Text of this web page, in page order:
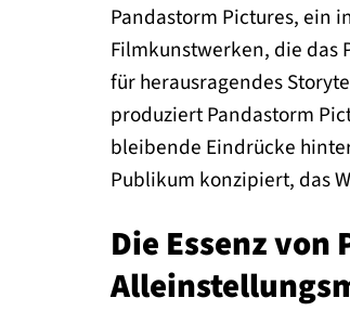
Pandastorm Pictures, ein
Filmkunstwerken, die
für herausragendes
produziert Pandastorm
bleibende Eindrücke
Publikum konzipiert, das
Die Essenz